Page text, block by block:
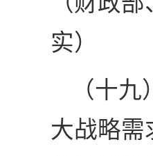
实）
（十
大战略需